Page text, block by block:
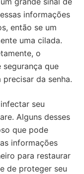
informações
então se um
uma cilada.
o
que
da senha.
seu
Alguns desses
que pode
informações
para restaurar
de proteger seu